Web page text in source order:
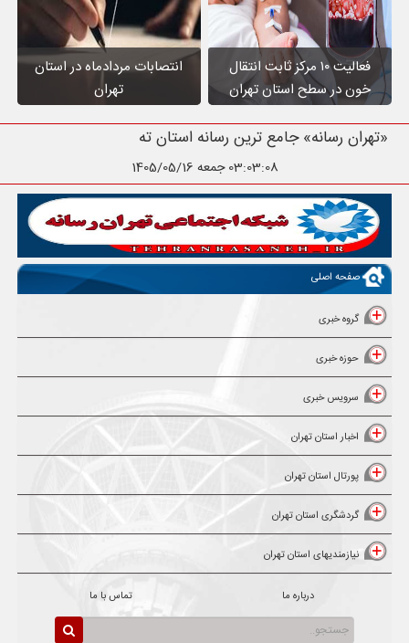
فعالیت ۱۰ مرکز ثابت انتقال
خون در سطح استان تهران
انتصابات مردادماه در استان
تهران
«تهران رسانه» جامع ترین رسانه استان تهران
03:03:09جمعه 1405/05/16
صفحه اصلی
گروه خبری
حوزه خبری
سرویس خبری
اخبار استان تهران
پورتال استان تهران
گردشگری استان تهران
نیازمندیهای استان تهران
درباره ما تماس با ما